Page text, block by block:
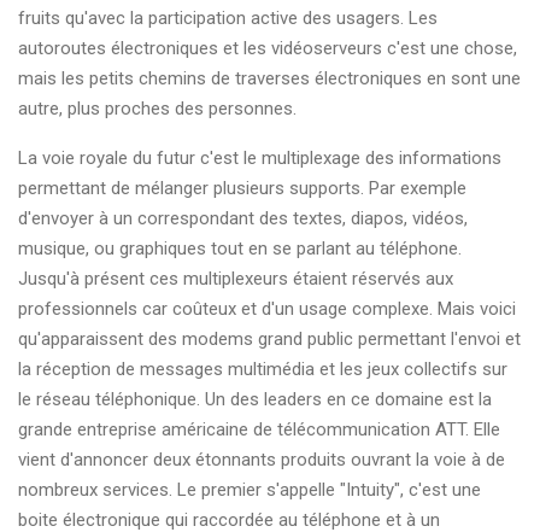
fruits qu'avec la participation active des usagers. Les
autoroutes électroniques et les vidéoserveurs c'est une chose,
mais les petits chemins de traverses électroniques en sont une
autre, plus proches des personnes.
La voie royale du futur c'est le multiplexage des informations
permettant de mélanger plusieurs supports. Par exemple
d'envoyer à un correspondant des textes, diapos, vidéos,
musique, ou graphiques tout en se parlant au téléphone.
Jusqu'à présent ces multiplexeurs étaient réservés aux
professionnels car coûteux et d'un usage complexe. Mais voici
qu'apparaissent des modems grand public permettant l'envoi et
la réception de messages multimédia et les jeux collectifs sur
le réseau téléphonique. Un des leaders en ce domaine est la
grande entreprise américaine de télécommunication ATT. Elle
vient d'annoncer deux étonnants produits ouvrant la voie à de
nombreux services. Le premier s'appelle "Intuity", c'est une
boite électronique qui raccordée au téléphone et à un